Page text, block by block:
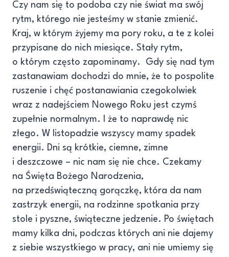
Czy nam się to podoba czy nie świat ma swój
rytm, którego nie jesteśmy w stanie zmienić.
Kraj, w którym żyjemy ma pory roku, a te z kolei
przypisane do nich miesiące. Stały rytm,
o którym często zapominamy. Gdy się nad tym
zastanawiam dochodzi do mnie, że to pospolite
ruszenie i chęć postanawiania czegokolwiek
wraz z nadejściem Nowego Roku jest czymś
zupełnie normalnym. I że to naprawdę nic
złego. W listopadzie wszyscy mamy spadek
energii. Dni są krótkie, ciemne, zimne
i deszczowe – nic nam się nie chce. Czekamy
na Święta Bożego Narodzenia,
na przedświąteczną gorączkę, która da nam
zastrzyk energii, na rodzinne spotkania przy
stole i pyszne, świąteczne jedzenie. Po świętach
mamy kilka dni, podczas których ani nie dajemy
z siebie wszystkiego w pracy, ani nie umiemy się